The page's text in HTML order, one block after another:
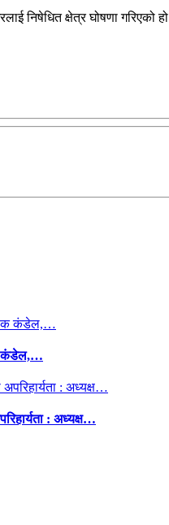
निषेधित क्षेत्र घोषणा गरिएको
कंडेल,…
: अध्यक्ष…